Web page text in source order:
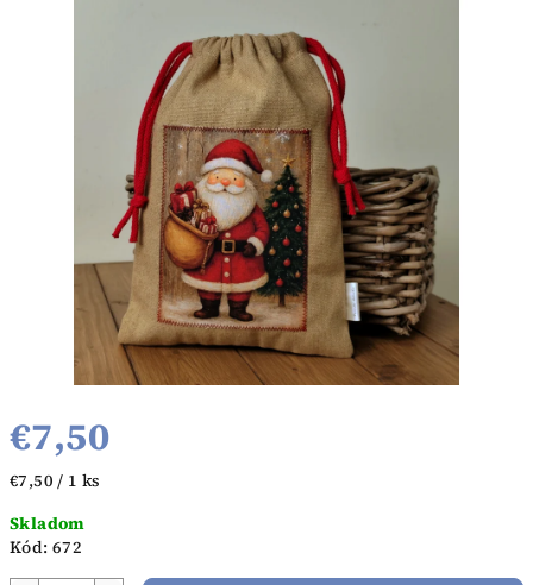
€7,50
Jednotková
€7,50 / 1 ks
Skladom
Kód: 672
hviezdičiek.